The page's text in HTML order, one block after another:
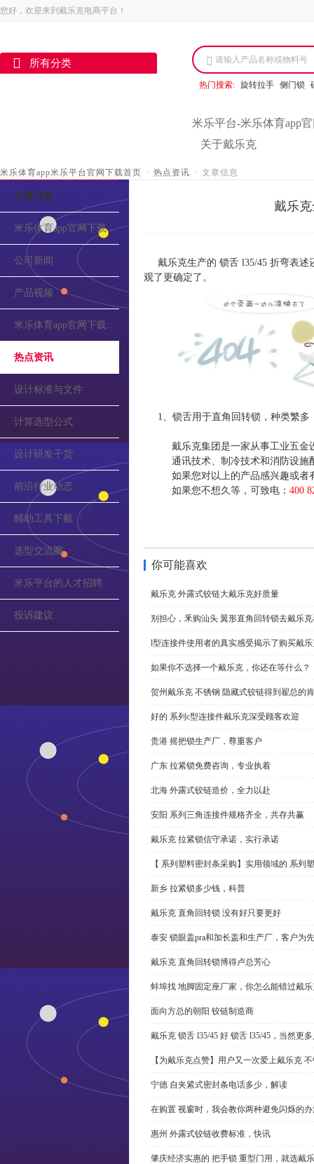
您好，欢迎来到戴乐克电商平台！
所有分类 请输入产品名称或物料号
热门搜索: 旋转拉手 侧门锁
米乐平台-米乐体育app
关于戴乐克
米乐体育app米乐平台官网下载首页 > 热点资讯 > 文章信息
文章导航
米乐体育app官网下载的介绍
公司新闻
产品视频
米乐体育app官网下载的公告
热点资讯
设计标准与文件
计算选型公式
设计研发干货
前沿行业动态
輔助工具下載
选型交流圈
米乐平台的人才招聘
投诉建议
戴乐
戴乐克生产的 锁舌 l35/45 折弯表
观了更确定了。
1、锁舌用于直角回转锁，种类繁
戴乐克集团是一家从事工业五金
通讯技术、制冷技术和消防设
如果您对以上的产品感兴趣或者
如果您不想久等，可致电： 400
你可能喜欢
戴乐克 外露式铰链大戴乐克好质量
别担心，釆购汕头 翼形直角回转锁去戴乐
l型连接件使用者的真实感受揭示了购买戴
如果你不选择一个戴乐克，你还在等什么？
贺州戴乐克 不锈钢 隐藏式铰链得到翟总的
好的 系列c型连接件戴乐克深受顾客欢迎
贵港 摇把锁生产厂，尊重客户
广东 拉紧锁免费咨询，专业执着
北海 外露式铰链造价，全力以赴
安阳 系列三角连接件规格齐全，共存共赢
戴乐克 拉紧锁信守承诺，实行承诺
【 系列塑料密封条采购】实用领域的 系列
新乡 拉紧锁多少钱，科普
戴乐克 直角回转锁 没有好只要更好
泰安 锁眼盖pra和加长盖和生产厂，客户为先
戴乐克 直角回转锁博得卢总芳心
蚌埠找 地脚固定座厂家，你怎么能错过戴
面向方总的朝阳 铰链制造商
戴乐克 锁舌 l35/45 好 锁舌 l35/45，当然更
【为戴乐克点赞】用户又一次爱上戴乐克
宁德 自夹紧式密封条电话多少，解读
在购置 视窗时，我会教你两种避免闪烁的
惠州 外露式铰链收费标准，快讯
肇庆经济实惠的 把手锁 重型门用，就选戴